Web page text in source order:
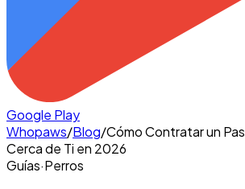
Google Play
Whopaws/Blog/Cómo Contratar un
Cerca de Ti en 2026
Guías·Perros